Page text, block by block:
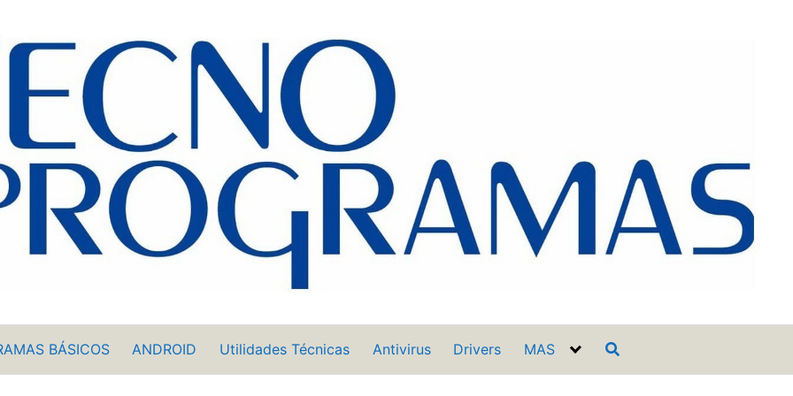
BÁSICOS ANDROID Utilidades Técnicas Antivirus Drivers MAS